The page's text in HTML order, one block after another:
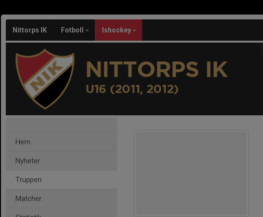
Nittorps IK Fotboll Ishockey
NITTORPS IK
U16 (2011, 2012)
Hem
Nyheter
Truppen
Matcher